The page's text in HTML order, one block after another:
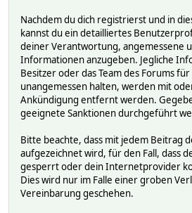
Nachdem du dich registrierst und in
kannst du ein detailliertes
deiner Verantwortung, angemessene
Informationen anzugeben. Jegliche
Besitzer oder das Team des Forums
unangemessen halten, werden mit
Ankündigung entfernt werden.
geeignete Sanktionen durchgeführt
Bitte beachte, dass mit jedem Beitrag
aufgezeichnet wird, für den Fall, dass
gesperrt oder dein Internetprovider
Dies wird nur im Falle einer groben
Vereinbarung geschehen.